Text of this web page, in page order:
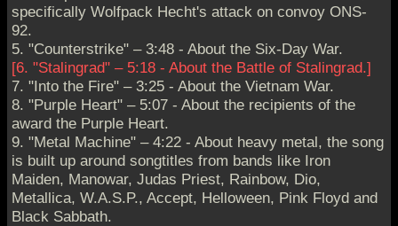
specifically Wolfpack Hecht's attack on convoy ONS-
92.
5. "Counterstrike" – 3:48 - About the Six-Day War.
[6. "Stalingrad" – 5:18 - About the Battle of Stalingrad.]
7. "Into the Fire" – 3:25 - About the Vietnam War.
8. "Purple Heart" – 5:07 - About the recipients of the
award the Purple Heart.
9. "Metal Machine" – 4:22 - About heavy metal, the song
is built up around songtitles from bands like Iron
Maiden, Manowar, Judas Priest, Rainbow, Dio,
Metallica, W.A.S.P., Accept, Helloween, Pink Floyd and
Black Sabbath.